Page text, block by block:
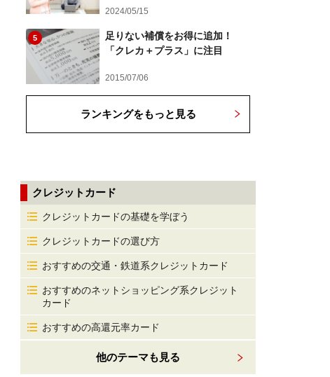
2024/05/15
5
足りない補償をお得に追加！
「クレカ＋プラス」に注目
2015/07/06
ランキングをもっと見る
クレジットカード
クレジットカードの基礎を学ぼう
クレジットカードの選び方
おすすめの交通・鉄道系クレジットカード
おすすめのネットショッピング系クレジット
カード
おすすめの高還元率カード
他のテーマも見る